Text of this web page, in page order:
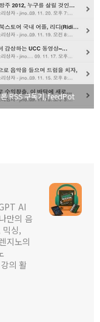
RSS 구독기, feedPot
AI
만의 음
믹싱,
지노의
의 활